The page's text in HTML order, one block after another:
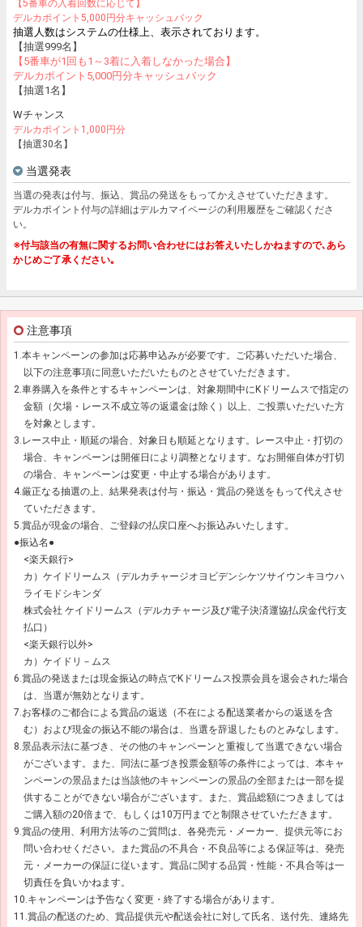
【5番車の入着回数に応じて】
デルカポイント5,000円分キャッシュバック
抽選人数はシステムの仕様上、表示されております。
【抽選999名】
【5番車が1回も1～3着に入着しなかった場合】
デルカポイント5,000円分キャッシュバック
【抽選1名】
Wチャンス
デルカポイント1,000円分
【抽選30名】
当選発表
当選の発表は付与、振込、賞品の発送をもってかえさせていただきます。
デルカポイント付与の詳細はデルカマイページの利用履歴をご確認くださ
い。
※付与該当の有無に関するお問い合わせにはお答えいたしかねますので､あら
かじめご了承ください｡
注意事項
1.本キャンペーンの参加は応募申込みが必要です。ご応募いただいた場合、
以下の注意事項に同意いただいたものとさせていただきます。
2.車券購入を条件とするキャンペーンは、対象期間中にKドリームスで指定の
金額（欠場・レース不成立等の返還金は除く）以上、ご投票いただいた方
を対象とします。
3.レース中止・順延の場合、対象日も順延となります。レース中止・打切の
場合、キャンペーンは開催日により調整となります。なお開催自体が打切
の場合、キャンペーンは変更・中止する場合があります。
4.厳正なる抽選の上、結果発表は付与・振込・賞品の発送をもって代えさせ
ていただきます。
5.賞品が現金の場合、ご登録の払戻口座へお振込みいたします。
●振込名●
<楽天銀行>
カ）ケイドリームス（デルカチャージオヨビデンシケツサイウンキヨウハ
ライモドシキンダ
株式会社 ケイドリームス（デルカチャージ及び電子決済運協払戻金代行支
払口）
<楽天銀行以外>
カ）ケイドリ－ムス
6.賞品の発送または現金振込の時点でKドリームス投票会員を退会された場合
は、当選が無効となります。
7.お客様のご都合による賞品の返送（不在による配送業者からの返送を含
む）および現金の振込不能の場合は、当選を辞退したものとみなします。
8.景品表示法に基づき、その他のキャンペーンと重複して当選できない場合
がございます。また、同法に基づき投票金額等の条件によっては、本キャ
ンペーンの景品または当該他のキャンペーンの景品の全部または一部を提
供することができない場合がございます。また、賞品総額につきましては
ご購入額の20倍まで、もしくは10万円までと制限させていただきます。
9.賞品の使用、利用方法等のご質問は、各発売元・メーカー、提供元等にお
問い合わせください。また賞品の不具合・不良品等による保証等は、発売
元・メーカーの保証に従います。賞品に関する品質・性能・不具合等は一
切責任を負いかねます。
10.キャンペーンは予告なく変更・終了する場合があります。
11.賞品の配送のため、賞品提供元や配送会社に対して氏名、送付先、連絡先